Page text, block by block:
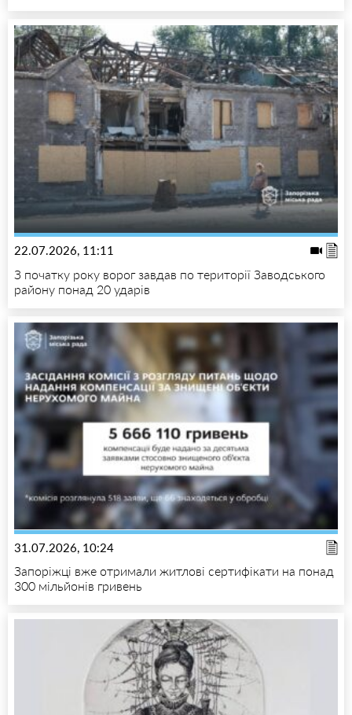
22.07.2026, 11:11
З початку року ворог завдав по території Заводського
району понад 20 ударів
31.07.2026, 10:24
Запоріжці вже отримали житлові сертифікати на понад
300 мільйонів гривень